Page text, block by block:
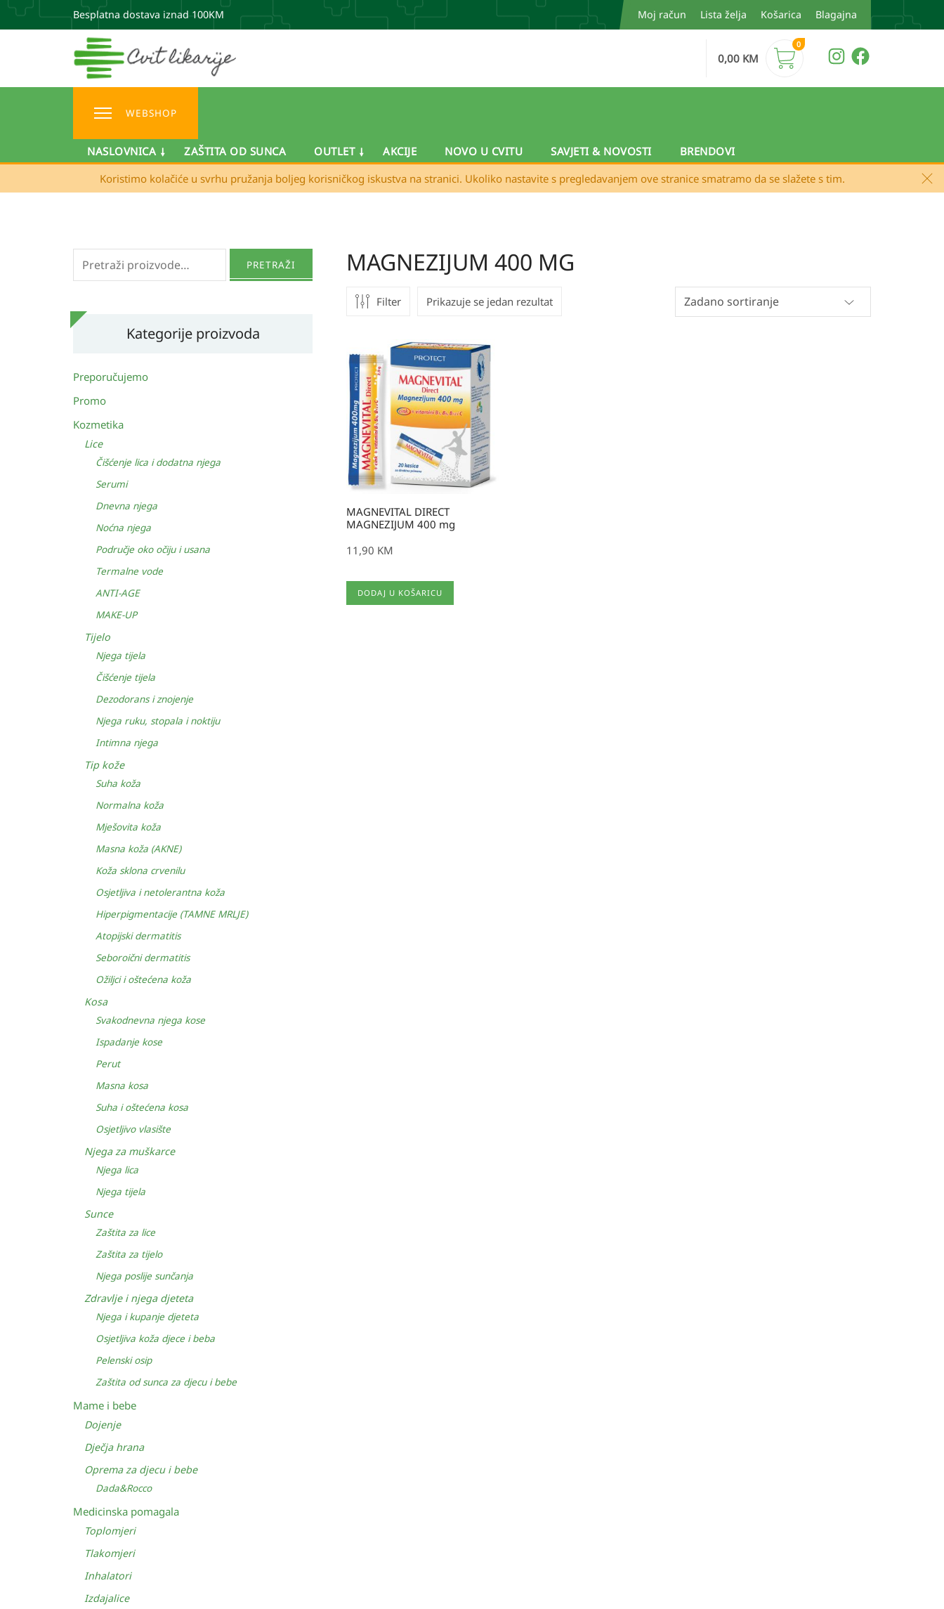
Besplatna dostava iznad 100KM Moj račun Lista želja Košarica Blagajna
0,00 KM
0
WEBSHOP
NASLOVNICA ZAŠTITA OD SUNCA OUTLET AKCIJE NOVO U CVITU SAVJETI & NOVOSTI
BRENDOVI
Koristimo kolačiće u svrhu pružanja boljeg korisničkog iskustva na stranici. Ukoliko nastavite s pregledavanjem ove stranice smatramo da se slažete s tim.
MAGNEZIJUM 400 MG
Filter Prikazuje se jedan rezultat
MAGNEVITAL DIRECT
MAGNEZIJUM 400 mg
11,90 KM
DODAJ U KOŠARICU
Pretraži: PRETRAŽI
Kategorije proizvoda
Preporučujemo
Promo
Kozmetika
Lice
Čišćenje lica i dodatna njega
Serumi
Dnevna njega
Noćna njega
Područje oko očiju i usana
Termalne vode
ANTI-AGE
MAKE-UP
Tijelo
Njega tijela
Čišćenje tijela
Dezodorans i znojenje
Njega ruku, stopala i noktiju
Intimna njega
Tip kože
Suha koža
Normalna koža
Mješovita koža
Masna koža (AKNE)
Koža sklona crvenilu
Osjetljiva i netolerantna koža
Hiperpigmentacije (TAMNE MRLJE)
Atopijski dermatitis
Seboroični dermatitis
Ožiljci i oštećena koža
Kosa
Svakodnevna njega kose
Ispadanje kose
Perut
Masna kosa
Suha i oštećena kosa
Osjetljivo vlasište
Njega za muškarce
Njega lica
Njega tijela
Sunce
Zaštita za lice
Zaštita za tijelo
Njega poslije sunčanja
Zdravlje i njega djeteta
Njega i kupanje djeteta
Osjetljiva koža djece i beba
Pelenski osip
Zaštita od sunca za djecu i bebe
Mame i bebe
Dojenje
Dječja hrana
Oprema za djecu i bebe
Dada&Rocco
Medicinska pomagala
Toplomjeri
Tlakomjeri
Inhalatori
Izdajalice